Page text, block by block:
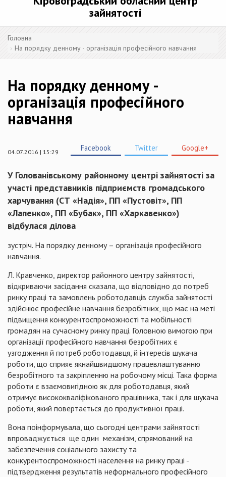
зайнятості
Головна
На порядку денному - організація професійного навчання
На порядку денному -
організація професійного
навчання
04.07.2016 | 15:29 Facebook Twitter Google+
У Голованівському районному центрі зайнятості за
участі представників підприємств громадського
харчування (СТ «Надія», ПП «Пустовіт», ПП
«Лапенко», ПП «Бубак», ПП «Харкавенко»)
відбулася ділова
зустріч. На порядку денному – організація професійного
навчання.
Л. Кравченко, директор районного центру зайнятості,
відкриваючи засідання сказала, що відповідно до потреб
ринку праці та замовлень роботодавців служба зайнятості
здійснює професійне навчання безробітних, що має на меті
підвищення конкурентоспроможності та мобільності
громадян на сучасному ринку праці. Головною вимогою при
організації професійного навчання безробітних є
узгодження й потреб роботодавця, й інтересів шукача
роботи, що сприяє якнайшвидшому працевлаштуванню
безробітного та закріпленню на робочому місці. Така форма
роботи є взаємовигідною як для роботодавця, який
отримує висококваліфікованого працівника, так і для шукача
роботи, який повертається до продуктивної праці.
Вона поінформувала, що сьогодні центрами зайнятості
впроваджується ще один механізм, спрямований на
забезпечення соціального захисту та
конкурентоспроможності населення на ринку праці -
підтвердження результатів неформального професійного